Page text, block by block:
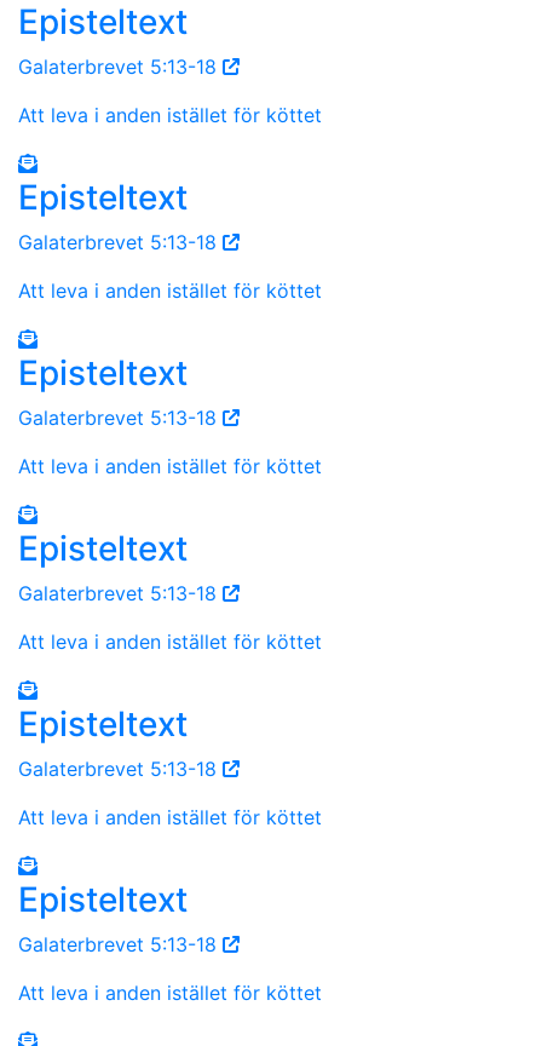
Episteltext
Galaterbrevet 5:13-18
Att leva i anden istället för köttet
Episteltext
Galaterbrevet 5:13-18
Att leva i anden istället för köttet
Episteltext
Galaterbrevet 5:13-18
Att leva i anden istället för köttet
Episteltext
Galaterbrevet 5:13-18
Att leva i anden istället för köttet
Episteltext
Galaterbrevet 5:13-18
Att leva i anden istället för köttet
Episteltext
Galaterbrevet 5:13-18
Att leva i anden istället för köttet